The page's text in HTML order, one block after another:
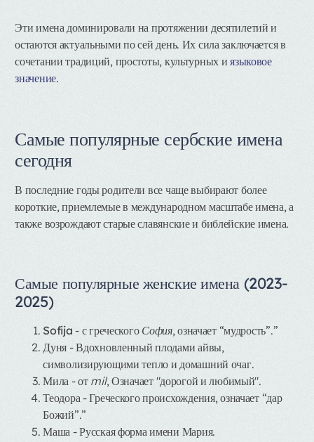
Эти имена доминировали на протяжении десятилетий и
остаются актуальными по сей день. Их сила заключается в
сочетании традиций, простоты, культурных иязыковое
значение.
Самые популярные сербские имена
сегодня
В последние годы родители все чаще выбирают более
короткие, приемлемые в международном масштабе имена, а
также возрождают старые славянские и библейские имена.
Самые популярные женские имена (2023-
2025)
Sofija - с греческого София, означает “мудрость”.”
Дуня - Вдохновленный плодами айвы,
символизирующими тепло и домашний очаг.
Мила - от mil, Означает "дорогой и любимый".
Теодора- Греческого происхождения, означает “дар
Божий”.”
Маша - Русская форма имени Мария.